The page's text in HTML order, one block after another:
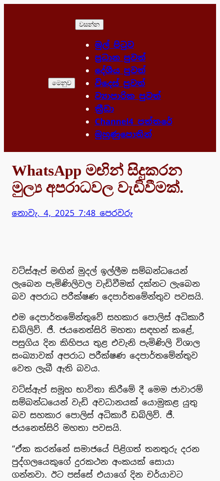
මෙනුව
වසන්න
මුල් පිටුව
ප්‍රධාන පුවත්
දේශීය පුවත්
විදෙස් පුවත්
ව්‍යාපාරික පුවත්
ක්‍රීඩා
Channel4 පත්තරේ
මුහුණුපොතින්
WhatsApp මඟින් සිදුකරන
මුල්‍ය අපරාධවල වැඩිවීමක්.
නොවැ. 4, 2025 7:48 පෙරවරු
වට්ස්ඇප් මඟින් මුදල් ඉල්ලීම සම්බන්ධයෙන්
ලැබෙන පැමිණිලිවල වැඩිවීමක් දක්නට ලැබෙන
බව අපරාධ පරීක්ෂණ දෙපාර්තමේන්තුව පවසයි.
එම දෙපාර්තමේන්තුවේ සහකාර පොලිස් අධිකාරී
ඩබ්ලිව්. ජී. ජයනෙත්සිරි මහතා සඳහන් කළේ,
පසුගිය දින කිහිපය තුළ එවැනි පැමිණිලි විශාල
සංඛ්‍යාවක් අපරාධ පරීක්ෂණ දෙපාර්තමේන්තුව
වෙත ලැබී ඇති බවය.
වට්ස්ඇප් සමූහ භාවිතා කිරීමේ දී මෙම ජාවාරම්
සම්බන්ධයෙන් වැඩි අවධානයක් යොමුකළ යුතු
බව සහකාර පොලිස් අධිකාරී ඩබ්ලිව්. ජී.
ජයනෙත්සිරි මහතා පවසයි.
“ඒක කරන්නේ සමාජයේ පිළිගත් තනතුරු දරන
පුද්ගලයෙකුගේ දුරකථන අංකයක් සොයා
ගන්නවා. ඊට පස්සේ එයාගේ දින චර්යාවට